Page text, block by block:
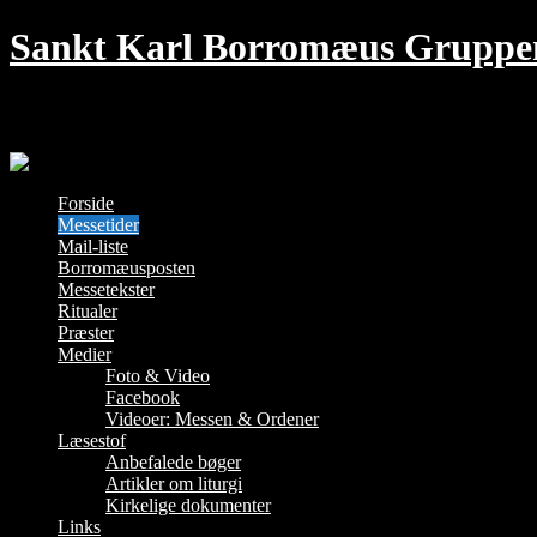
Skip
to
Sankt Karl Borromæus
Forside
Messetider
Mail-liste
Borromæusposten
Messetekster
Ritualer
Præster
Medier
Foto & Video
Facebook
Videoer: Messen & Ordener
Læsestof
Anbefalede bøger
Artikler om liturgi
Kirkelige dokumenter
Links